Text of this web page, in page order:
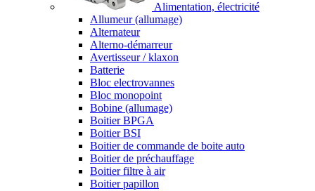
Alimentation, électricité
Allumeur (allumage)
Alternateur
Alterno-démarreur
Avertisseur / klaxon
Batterie
Bloc electrovannes
Bloc monopoint
Bobine (allumage)
Boitier BPGA
Boitier BSI
Boitier de commande de boite auto
Boitier de préchauffage
Boitier filtre à air
Boitier papillon